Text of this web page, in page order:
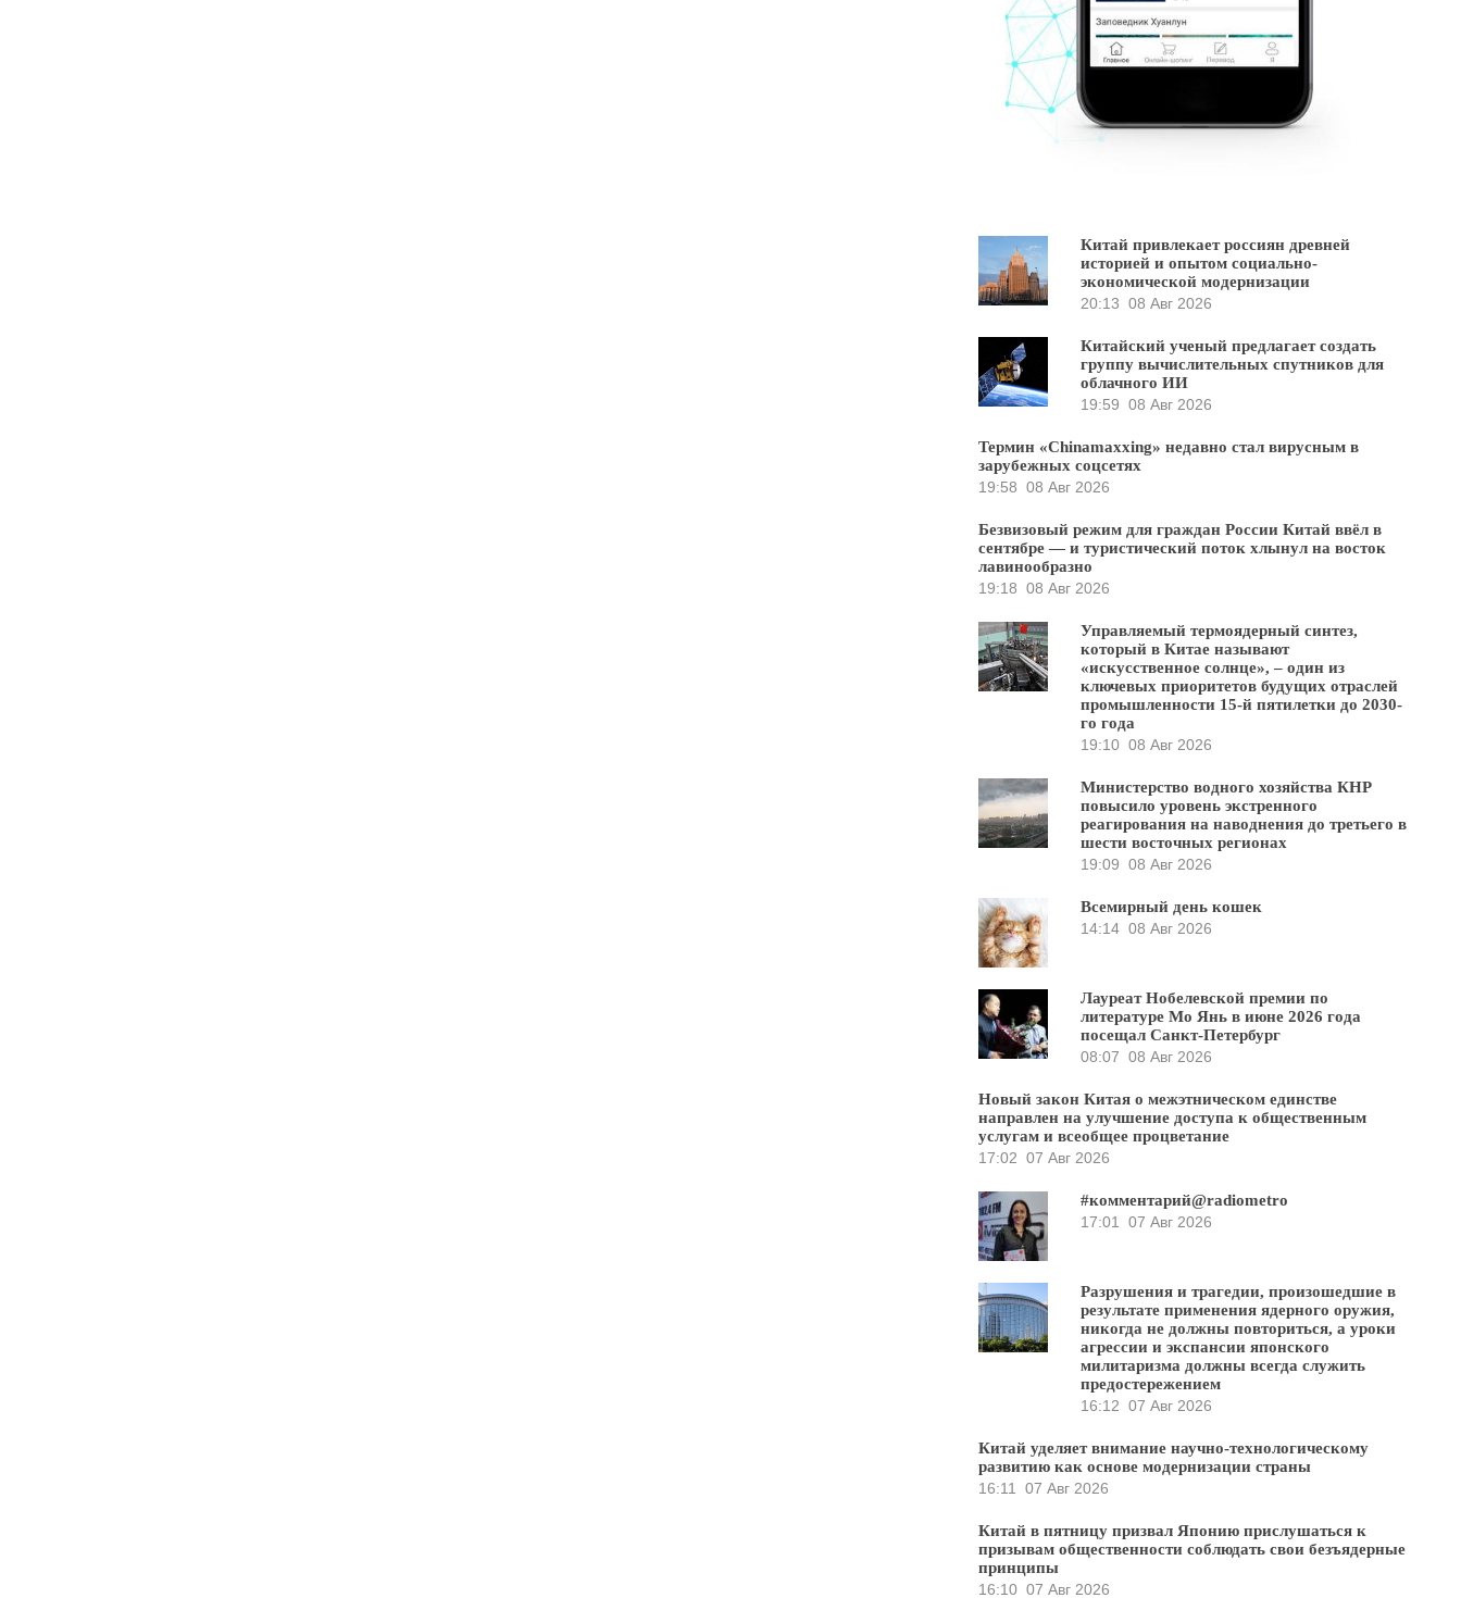
Китай привлекает россиян древней
историей и опытом социально-
экономической модернизации
20:13 08 Авг 2026
Китайский ученый предлагает создать
группу вычислительных спутников для
облачного ИИ
19:59 08 Авг 2026
Термин «Chinamaxxing» недавно стал вирусным в
зарубежных соцсетях
19:58 08 Авг 2026
Безвизовый режим для граждан России Китай ввёл в
сентябре — и туристический поток хлынул на восток
лавинообразно
19:18 08 Авг 2026
Управляемый термоядерный синтез,
который в Китае называют
«искусственное солнце», – один из
ключевых приоритетов будущих отраслей
промышленности 15-й пятилетки до 2030-
го года
19:10 08 Авг 2026
Министерство водного хозяйства КНР
повысило уровень экстренного
реагирования на наводнения до третьего в
шести восточных регионах
19:09 08 Авг 2026
Всемирный день кошек
14:14 08 Авг 2026
Лауреат Нобелевской премии по
литературе Мо Янь в июне 2026 года
посещал Санкт-Петербург
08:07 08 Авг 2026
Новый закон Китая о межэтническом единстве
направлен на улучшение доступа к общественным
услугам и всеобщее процветание
17:02 07 Авг 2026
#комментарий@radiometro
17:01
07 Авг 2026
Разрушения и трагедии, произошедшие в
результате применения ядерного оружия,
никогда не должны повториться, а уроки
агрессии и экспансии японского
милитаризма должны всегда служить
предостережением
16:12 07 Авг 2026
Китай уделяет внимание научно-технологическому
развитию как основе модернизации страны
16:11
07 Авг 2026
Китай в пятницу призвал Японию прислушаться к
призывам общественности соблюдать свои безъядерные
принципы
16:10 07 Авг 2026